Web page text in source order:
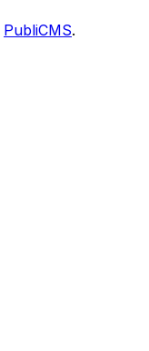
PubliCMS.